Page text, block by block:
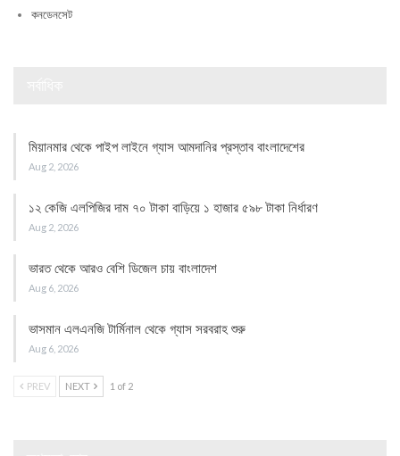
কনডেনসেট
মিয়ানমার থেকে পাইপ লাইনে গ্যাস আমদানির প্রস্তাব বাংলাদেশের
Aug 2, 2026
১২ কেজি এলপিজির দাম ৭০ টাকা বাড়িয়ে ১ হাজার ৫৯৮ টাকা নির্ধারণ
Aug 2, 2026
ভারত থেকে আরও বেশি ডিজেল চায় বাংলাদেশ
Aug 6, 2026
ভাসমান এলএনজি টার্মিনাল থেকে গ্যাস সরবরাহ শুরু
Aug 6, 2026
PREV NEXT 1 of 2